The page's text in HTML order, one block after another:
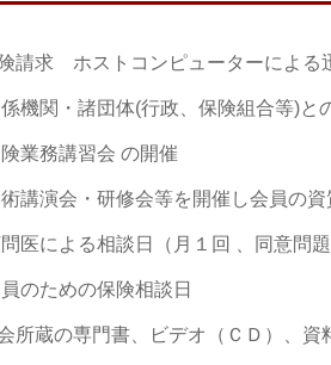
請求 ホストコンピューターによる
係機関・諸団体(行政、保険組合等)と
険業務講習会 の開催
術講演会・研修会等を開催し会員の
問医による相談日（月１回 、同意問題
員のための保険相談日
所蔵の専門書、ビデオ（ＣＤ）、資